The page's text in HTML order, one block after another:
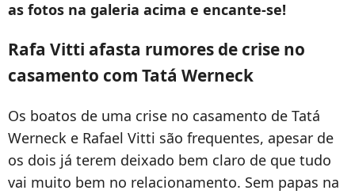
as fotos na galeria acima e encante-se!
Rafa Vitti afasta rumores de crise no
casamento com Tatá Werneck
Os boatos de uma crise no casamento de Tatá
Werneck e Rafael Vitti são frequentes, apesar de
os dois já terem deixado bem claro de que tudo
vai muito bem no relacionamento. Sem papas na